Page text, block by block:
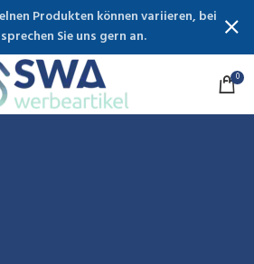
0
Produkten können variieren, bei
Sie uns gern an.